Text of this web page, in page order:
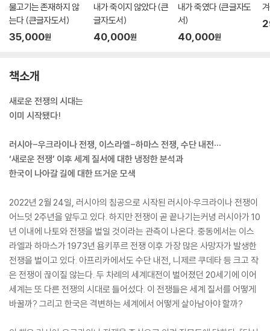
물고기는 존재하지 않
는다 (큰글자도서)
35,000원
내가 죽이지 않았다 (큰
글자도서)
40,000원
내가 죽였다 (큰글자도
서)
40,000원
책소개
새로운 전쟁의 시대는
이미 시작됐다!
러시아-우크라이나 전쟁, 이스라엘-하마스 전쟁, 수단 내전···
‘새로운 전쟁’ 이후 세계 질서에 대한 냉정한 분석과
한국이 나아갈 길에 대한 뜨거운 모색
2022년 2월 24일, 러시아의 침공으로 시작된 러시아·우크라이나 전쟁이
어느덧 2주년을 앞두고 있다. 하지만 전쟁이 곧 끝나기는커녕 러시아가 10
년 이내에 나토와 전쟁을 벌일 것이라는 관측이 나온다. 중동에서는 이스
라엘과 하마스가 1973년 욤키푸르 전쟁 이후 가장 많은 사망자가 발생한
전쟁을 벌이고 있다. 아프리카에서도 수단 내전, 니제르 쿠데타 등 크고 작
은 전쟁이 끊이질 않는다. 두 차례의 세계대전이 벌어졌던 20세기에 이어
세계는 또 다른 전쟁의 시대로 들어섰다. 이 전쟁들은 세계 질서를 어떻게
바꿀까? 그리고 한국은 격변하는 세계에서 어떻게 살아남아야 할까?